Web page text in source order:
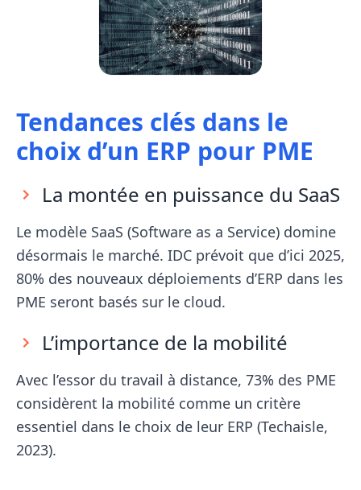
Tendances clés dans le
choix d’un ERP pour PME
La montée en puissance du SaaS
Le modèle SaaS (Software as a Service) domine
désormais le marché. IDC prévoit que d’ici 2025,
80% des nouveaux déploiements d’ERP dans les
PME seront basés sur le cloud.
L’importance de la mobilité
Avec l’essor du travail à distance, 73% des PME
considèrent la mobilité comme un critère
essentiel dans le choix de leur ERP (Techaisle,
2023).